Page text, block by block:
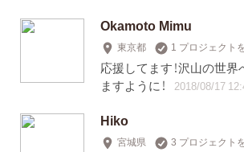
Okamoto Mimu
東京都 1 プロジェクト
応援してます！沢山の世
ますように！
2018/08/17
Hiko
宮城県 3 プロジェクト